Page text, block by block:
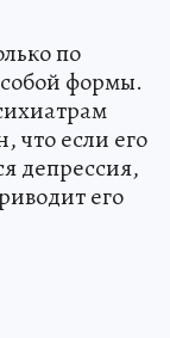
по
формы.
что если его
депрессия,
его